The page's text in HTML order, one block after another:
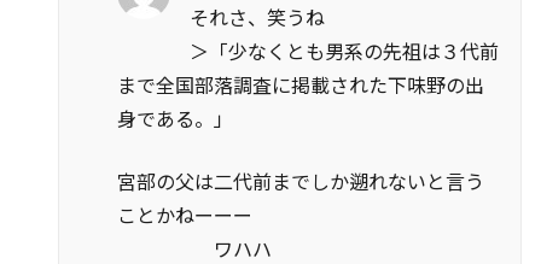
それさ、笑うね
＞「少なくとも男系の先祖は３代前
まで全国部落調査に掲載された下味野の出
身である。」
宮部の父は二代前までしか遡れないと言う
ことかねーーー
ワハハ